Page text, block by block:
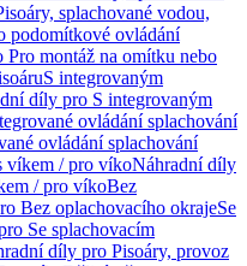
splachované vodou,
podomítkové ovládání
montáž na omítku nebo
S integrovaným
díly pro S integrovaným
ovládání splachování
ovládání splachování
víkem / pro víkoNáhradní díly
/ pro víkoBez
Bez oplachovacího okrajeSe
Se splachovacím
díly pro Pisoáry, provoz